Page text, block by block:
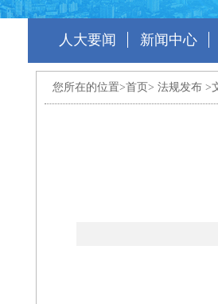
人大要闻 新闻中心
您所在的位置>首页 > 法规发布 >